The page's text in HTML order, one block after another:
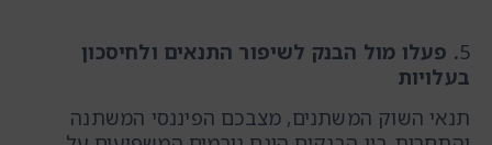
5. פעלו מול הבנק לשיפור התנאים ולחיסכון
בעלויות
תנאי השוק המשתנים, מצבכם הפיננסי המשתנה